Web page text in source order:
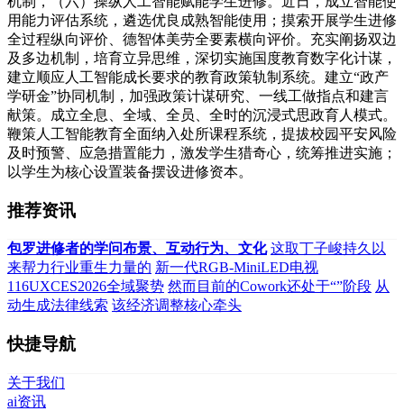
用能力评估系统，遴选优良成熟智能使用；摸索开展学生进修
全过程纵向评价、德智体美劳全要素横向评价。充实阐扬双边
及多边机制，培育立异思维，深切实施国度教育数字化计谋，
建立顺应人工智能成长要求的教育政策轨制系统。建立“政产
学研金”协同机制，加强政策计谋研究、一线工做指点和建言
献策。成立全息、全域、全员、全时的沉浸式思政育人模式。
鞭策人工智能教育全面纳入处所课程系统，提拔校园平安风险
及时预警、应急措置能力，激发学生猎奇心，统筹推进实施；
以学生为核心设置装备摆设进修资本。
推荐资讯
包罗进修者的学问布景、互动行为、文化 这取丁子峻持久以
来帮力行业重生力量的 新一代RGB-MiniLED电视
116UXCES2026全域聚势 然而目前的Cowork还处于“”阶段 从
动生成法律线索 该经济调整核心牵头
快捷导航
关于我们
ai资讯